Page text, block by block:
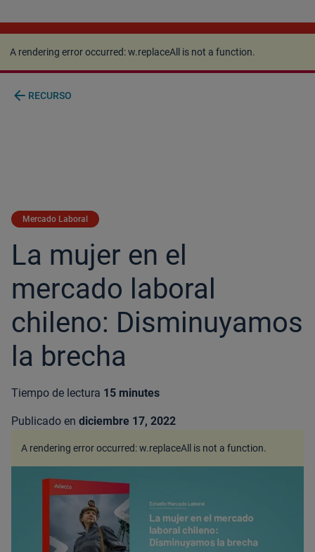
A rendering error occurred:w.replaceAll is not a
function.
A rendering error occurred:w.replaceAll is not a function.
arrow_back RECURSO
Mercado Laboral
La mujer en el
mercado laboral
chileno: Disminuyamos
la brecha
Tiempo de lectura 15 minutes
Publicado en diciembre 17, 2022
A rendering error occurred:w.replaceAll is not a function.